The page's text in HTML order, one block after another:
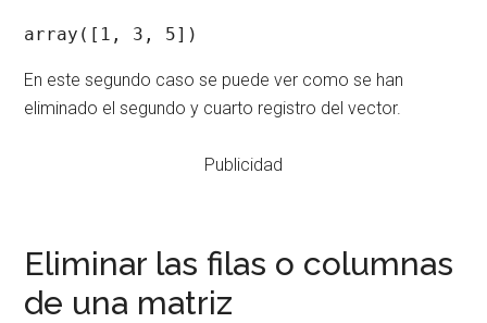
array([1, 3, 5])
En este segundo caso se puede ver como se han
eliminado el segundo y cuarto registro del vector.
Publicidad
Eliminar las filas o columnas
de una matriz